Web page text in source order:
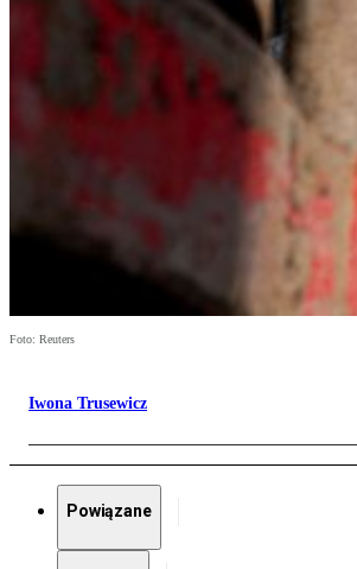
Foto: Reuters
Iwona Trusewicz
Powiązane